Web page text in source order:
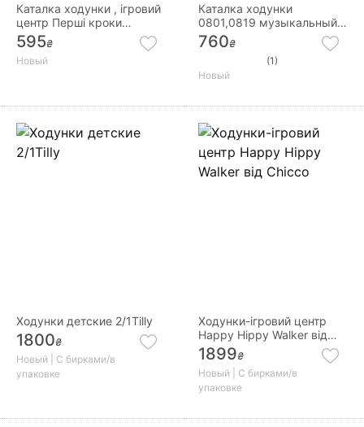
Каталка ходунки , ігровий
центр Перші кроки
UK0810 ´´Музичні кроки´´
музика
595₴
Новый
Каталка ходунки
0801,0819 музыкальный
игровой центр с доской
для рисования
760₴
(1)
Новый
Ходунки детские 2/1Tilly
1800₴
Новый | С бирками/в
упаковке
Ходунки-ігровий центр
Happy Hippy Walker від
Chicco
1899₴
Новый | С бирками/в
упаковке